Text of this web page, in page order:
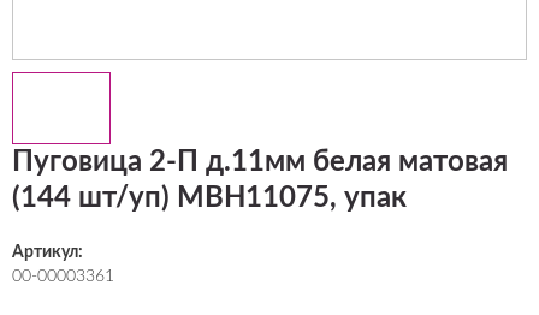
Пуговица 2-П д.11мм белая матовая
(144 шт/уп) МВН11075, упак
Артикул:
00-00003361